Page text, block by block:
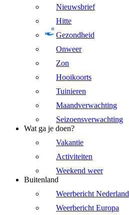
Nieuwsbrief
Hitte
Gezondheid
Onweer
Zon
Hooikoorts
Tuinieren
Maandverwachting
Seizoensverwachting
Wat ga je doen?
Vakantie
Activiteiten
Weekend weer
Buitenland
Weerbericht Nederland
Weerbericht Europa